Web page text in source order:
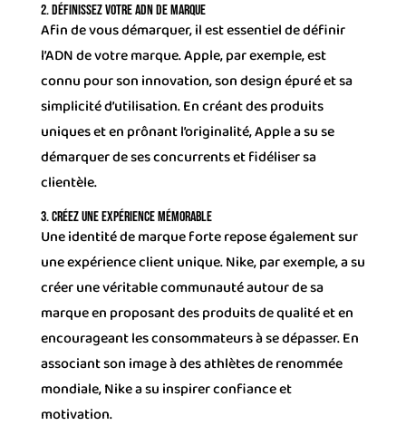
2. Définissez votre ADN de marque
Afin de vous démarquer, il est essentiel de définir
l’ADN de votre marque. Apple, par exemple, est
connu pour son innovation, son design épuré et sa
simplicité d’utilisation. En créant des produits
uniques et en prônant l’originalité, Apple a su se
démarquer de ses concurrents et fidéliser sa
clientèle.
3. Créez une expérience mémorable
Une identité de marque forte repose également sur
une expérience client unique. Nike, par exemple, a su
créer une véritable communauté autour de sa
marque en proposant des produits de qualité et en
encourageant les consommateurs à se dépasser. En
associant son image à des athlètes de renommée
mondiale, Nike a su inspirer confiance et
motivation.